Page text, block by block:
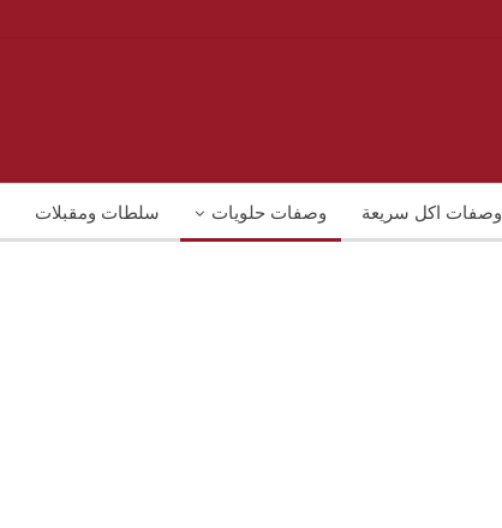
وصفات اكل سريعة وصفات حلويات سلطات ومقبلات